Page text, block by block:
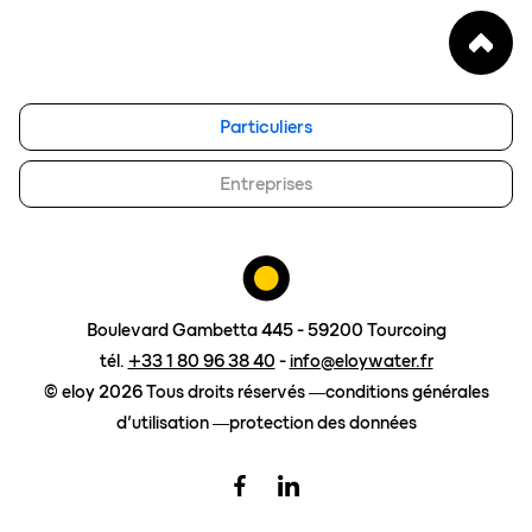
eloy group
travailler chez eloy
demander un devis
Particuliers
Entreprises
Boulevard Gambetta 445 - 59200 Tourcoing
tél. +33 1 80 96 38 40 -info@eloywater.fr
© eloy 2026 Tous droits réservés
conditions générales
d’utilisation
protection des données